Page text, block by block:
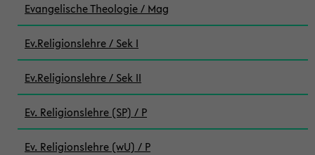
Evangelische Theologie / Mag
Ev.Religionslehre / Sek I
Ev.Religionslehre / Sek II
Ev. Religionslehre (SP) / P
Ev. Religionslehre (wU) / P